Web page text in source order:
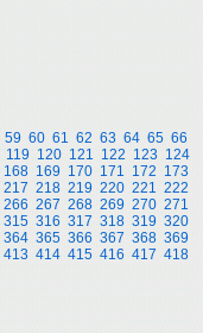
59 60 61 62 63 64 65 66
119 120 121 122 123 124
168 169 170 171 172 173
217 218 219 220 221
222
266 267 268 269 270 271
315 316 317 318 319 320
364 365 366 367 368 369
413 414 415 416 417 418